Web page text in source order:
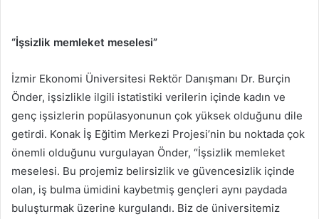
“İşsizlik memleket meselesi”
İzmir Ekonomi Üniversitesi Rektör Danışmanı Dr. Burçin
Önder, işsizlikle ilgili istatistiki verilerin içinde kadın ve
genç işsizlerin popülasyonunun çok yüksek olduğunu dile
getirdi. Konak İş Eğitim Merkezi Projesi’nin bu noktada çok
önemli olduğunu vurgulayan Önder, “İşsizlik memleket
meselesi. Bu projemiz belirsizlik ve güvencesizlik içinde
olan, iş bulma ümidini kaybetmiş gençleri aynı paydada
buluşturmak üzerine kurgulandı. Biz de üniversitemiz